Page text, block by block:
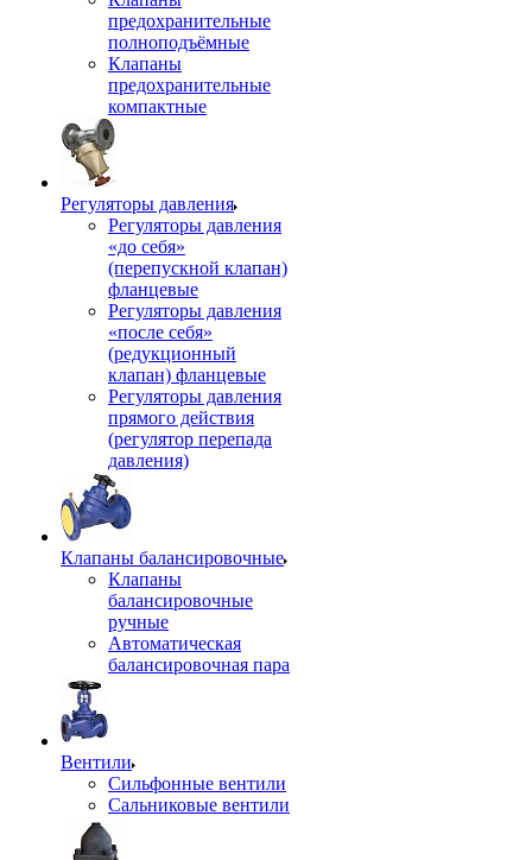
предохранительные
полноподъёмные
Клапаны
предохранительные
компактные
Регуляторы давления
Регуляторы давления
«до себя»
(перепускной клапан)
фланцевые
Регуляторы давления
«после себя»
(редукционный
клапан) фланцевые
Регуляторы давления
прямого действия
(регулятор перепада
давления)
Клапаны балансировочные
Клапаны
балансировочные
ручные
Автоматическая
балансировочная пара
Вентили
Сильфонные вентили
Сальниковые вентили